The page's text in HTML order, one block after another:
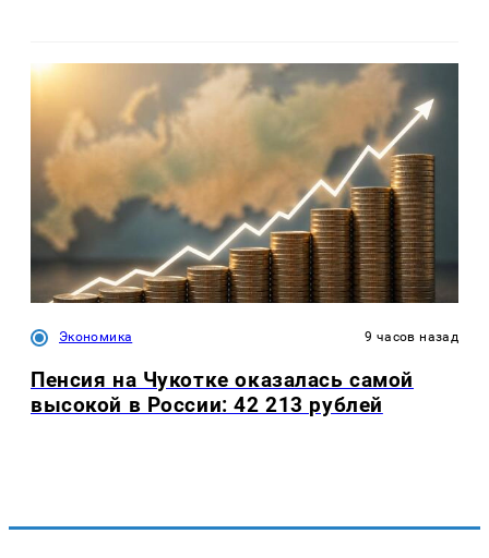
Экономика 9 часов назад
Пенсия на Чукотке оказалась самой
высокой в России: 42 213 рублей